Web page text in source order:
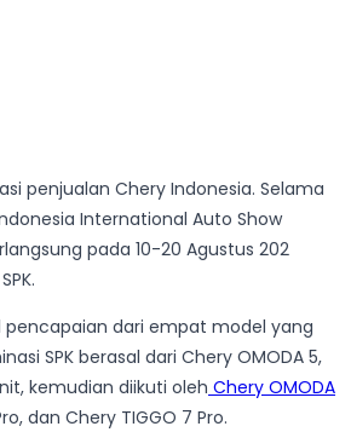
penjualan Chery Indonesia. Selama
International Auto Show
pada 10-20 Agustus 202
pencapaian dari empat model yang
SPK berasal dari Chery OMODA 5,
kemudian diikuti oleh Chery OMODA
dan Chery TIGGO 7 Pro.